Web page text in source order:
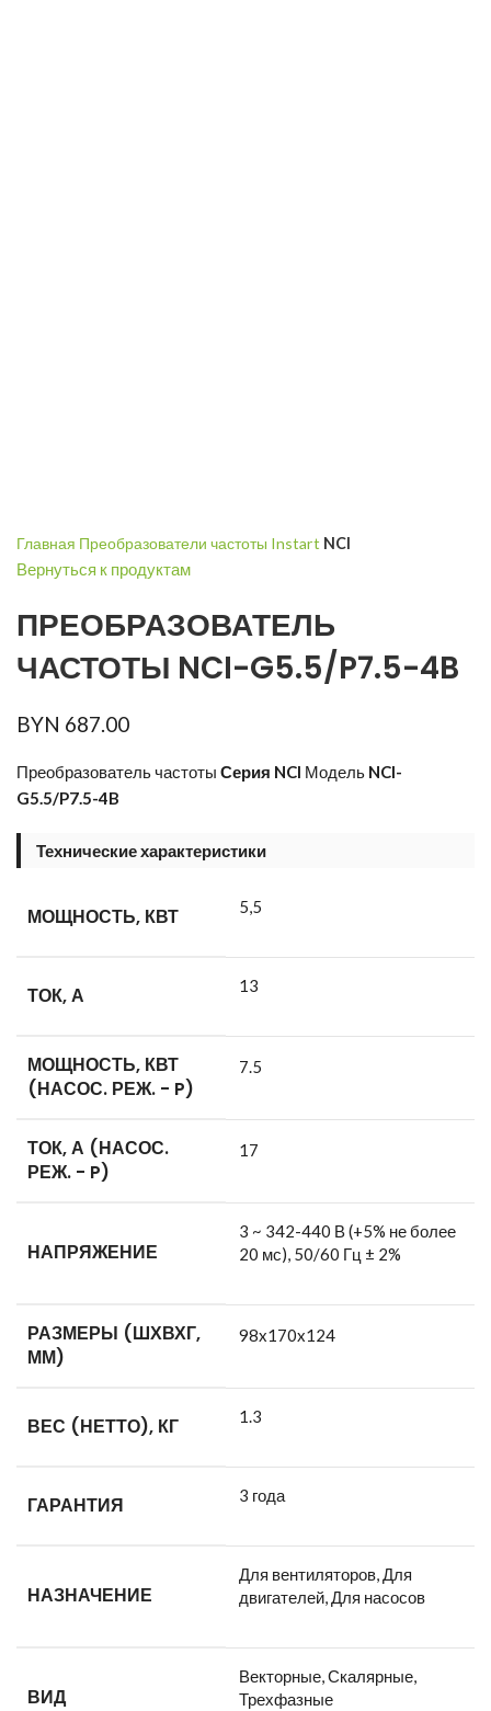
Главная Преобразователи частоты Instart NCI
Вернуться к продуктам
ПРЕОБРАЗОВАТЕЛЬ
ЧАСТОТЫ NCI-G5.5/P7.5-4B
BYN 687.00
Преобразователь частоты Серия NCI Модель NCI-
G5.5/P7.5-4B
Технические характеристики
МОЩНОСТЬ, КВТ 5,5
ТОК, А 13
МОЩНОСТЬ, КВТ
(НАСОС. РЕЖ. - P)
7.5
ТОК, А (НАСОС.
РЕЖ. - P)
17
НАПРЯЖЕНИЕ
3 ~ 342-440 В (+5% не более
20 мс), 50/60 Гц ± 2%
РАЗМЕРЫ (ШХВХГ,
ММ)
98x170x124
ВЕС (НЕТТО), КГ 1.3
ГАРАНТИЯ 3 года
НАЗНАЧЕНИЕ
Для вентиляторов, Для
двигателей, Для насосов
ВИД
Векторные, Скалярные,
Трехфазные